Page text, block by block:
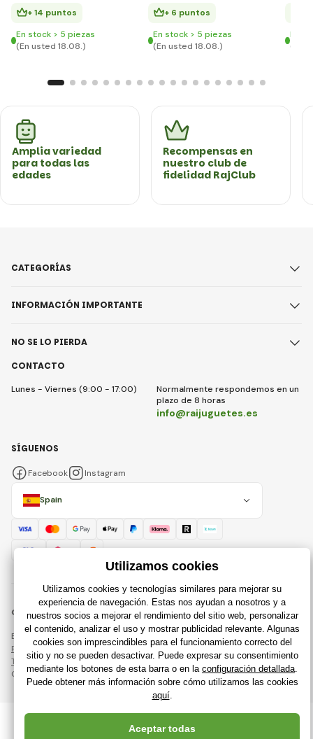
+ 14 puntos
En stock > 5 piezas
(En usted 18.08.)
+ 6 puntos
En stock > 5 piezas
(En usted 18.08.)
En
(En
Amplia variedad
para todas las
edades
Recompensas en
nuestro club de
fidelidad RajClub
CONTACTO
Lunes - Viernes (9:00 - 17:00)
Normalmente respondemos en un
plazo de 8 horas
info@raijuguetes.es
CATEGORÍAS
INFORMACIÓN IMPORTANTE
NO SE LO PIERDA
Spain
SÍGUENOS
Facebook Instagram
© 2018 - 2026 Raijuguetes.es, Todos los derechos reservados
Esta página está protegida por reCAPTCHA y se aplican
Política de privacidadcompañías de Google y su
Términos y condiciones
Creación de tiendas en línea eficientes desdeRIESENIA